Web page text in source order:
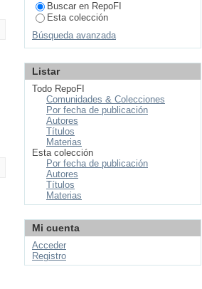
Buscar en RepoFI
Esta colección
Búsqueda avanzada
Listar
Todo RepoFI
Comunidades & Colecciones
Por fecha de publicación
Autores
Títulos
Materias
Esta colección
Por fecha de publicación
Autores
Títulos
Materias
Mi cuenta
Acceder
Registro